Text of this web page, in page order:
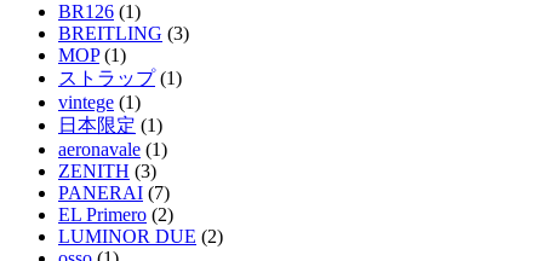
BR126 (1)
BREITLING (3)
MOP(1)
ストラップ(1)
vintege (1)
日本限定 (1)
aeronavale (1)
ZENITH (3)
PANERAI (7)
EL Primero (2)
LUMINOR DUE (2)